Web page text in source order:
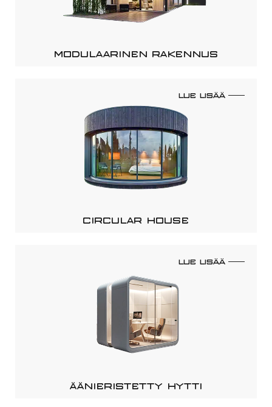
MODULAARINEN RAKENNUS
CIRCULAR HOUSE
LUE LISÄÄ
ÄÄNIERISTETTY HYTTI
LUE LISÄÄ